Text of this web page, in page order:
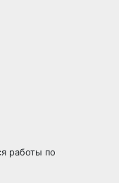
работы по